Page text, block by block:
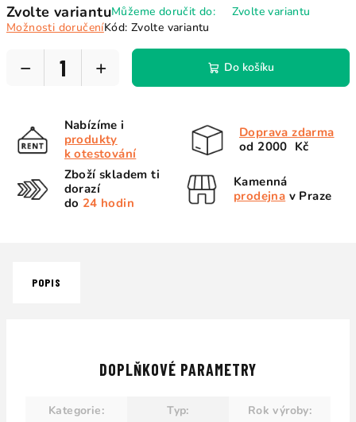
cena:
Zvolte variantuMůžeme doručit do:
Zvolte variantu
Možnosti doručeníKód: Zvolte variantu
+
− Do košíku
Nabízíme i
produkty
k otestování
Doprava zdarma
od 2000 Kč
Zboží skladem ti
dorazí
do 24 hodin
Kamenná
prodejna v Praze
POPIS
DOPLŇKOVÉ PARAMETRY
Kategorie: Typ: Rok výroby: